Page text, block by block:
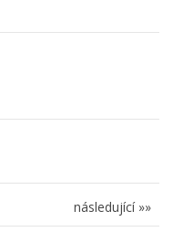
následující »»